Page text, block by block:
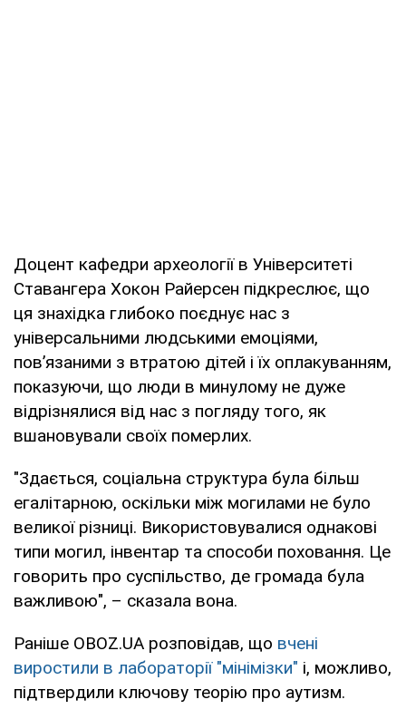
Доцент кафедри археології в Університеті
Ставангера Хокон Райерсен підкреслює, що
ця знахідка глибоко поєднує нас з
універсальними людськими емоціями,
пов’язаними з втратою дітей і їх оплакуванням,
показуючи, що люди в минулому не дуже
відрізнялися від нас з погляду того, як
вшановували своїх померлих.
"Здається, соціальна структура була більш
егалітарною, оскільки між могилами не було
великої різниці. Використовувалися однакові
типи могил, інвентар та способи поховання. Це
говорить про суспільство, де громада була
важливою", – сказала вона.
Раніше OBOZ.UA розповідав, що вчені
виростили в лабораторії "мінімізки" і, можливо,
підтвердили ключову теорію про аутизм.